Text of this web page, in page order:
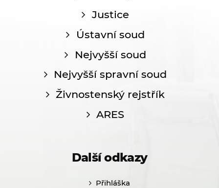
Justice
Ústavní soud
Nejvyšší soud
Nejvyšší spravní soud
Živnostenský rejstřík
ARES
Další odkazy
Přihláška